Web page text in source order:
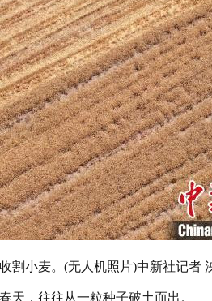
割小麦。(无人机照片)中新社记者
，往往从一粒种子破土而出。